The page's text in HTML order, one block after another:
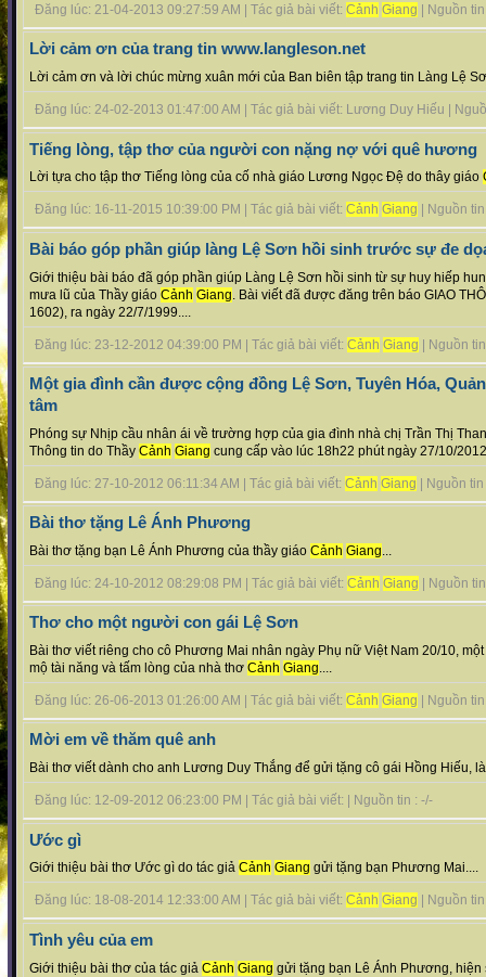
Đăng lúc: 21-04-2013 09:27:59 AM | Tác giả bài viết: Cảnh Giang | Nguồn
Lời cảm ơn của trang tin www.langleson.net
Lời cảm ơn và lời chúc mừng xuân mới của Ban biên tập trang tin Làng Lệ
Đăng lúc: 24-02-2013 01:47:00 AM | Tác giả bài viết: Lương Duy Hiếu |
Tiếng lòng, tập thơ của người con nặng nợ với quê hương
Lời tựa cho tập thơ Tiếng lòng của cố nhà giáo Lương Ngọc Đệ do thây giáo
Đăng lúc: 16-11-2015 10:39:00 PM | Tác giả bài viết: Cảnh Giang | Nguồn
Bài báo góp phần giúp làng Lệ Sơn hồi sinh trước sự đe
Giới thiệu bài báo đã góp phần giúp Làng Lệ Sơn hồi sinh từ sự huy hiếp
mưa lũ của Thầy giáo Cảnh Giang . Bài viết đã được đăng trên báo GIAO
1602), ra ngày 22/7/1999....
Đăng lúc: 23-12-2012 04:39:00 PM | Tác giả bài viết: Cảnh Giang | Nguồn
Một gia đình cần được cộng đồng Lệ Sơn, Tuyên Hóa,
tâm
Phóng sự Nhịp cầu nhân ái về trường hợp của gia đình nhà chị Trần Thị
Thông tin do Thầy Cảnh Giang cung cấp vào lúc 18h22 phút ngày 27/10/
Đăng lúc: 27-10-2012 06:11:34 AM | Tác giả bài viết: Cảnh Giang | Nguồn tin
Bài thơ tặng Lê Ánh Phương
Bài thơ tặng bạn Lê Ánh Phương của thầy giáo Cảnh Giang...
Đăng lúc: 24-10-2012 08:29:08 PM | Tác giả bài viết: Cảnh Giang | Nguồn
Thơ cho một người con gái Lệ Sơn
Bài thơ viết riêng cho cô Phương Mai nhân ngày Phụ nữ Việt Nam 20/10,
mộ tài năng và tấm lòng của nhà thơ Cảnh Giang....
Đăng lúc: 26-06-2013 01:26:00 AM | Tác giả bài viết: Cảnh Giang | Nguồn
Mời em về thăm quê anh
Bài thơ viết dành cho anh Lương Duy Thắng để gửi tặng cô gái Hồng Hiếu,
Đăng lúc: 12-09-2012 06:23:00 PM | Tác giả bài viết: | Nguồn tin : -/-
Ước gì
Giới thiệu bài thơ Ước gì do tác giả Cảnh Giang gửi tặng bạn Phương Mai....
Đăng lúc: 18-08-2014 12:33:00 AM | Tác giả bài viết: Cảnh Giang | Nguồn
Tình yêu của em
Giới thiệu bài thơ của tác giả Cảnh Giang gửi tặng bạn Lê Ánh Phương, hiện